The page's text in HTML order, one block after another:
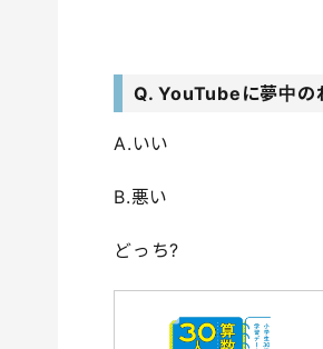
Q. YouTubeに夢中の
A.いい
B.悪い
どっち?